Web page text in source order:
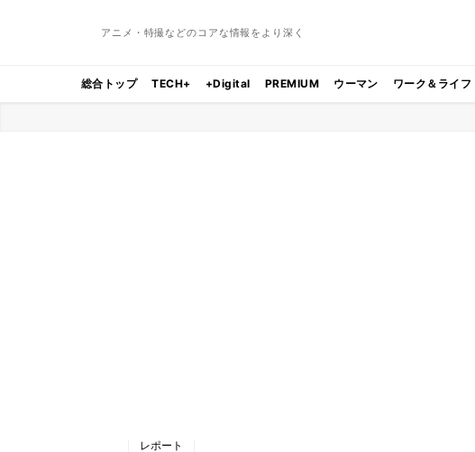
アニメ・特撮などのコアな情報をより深く
総合トップ TECH+ +Digital PREMIUM ウーマン ワーク＆ライフ
レポート